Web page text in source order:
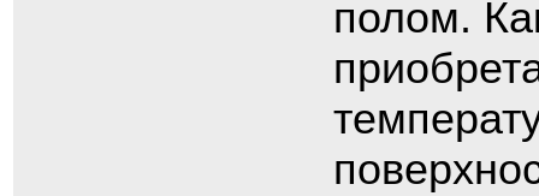
полом.